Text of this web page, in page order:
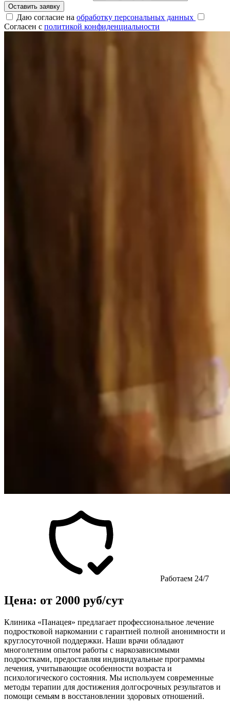
Оставить заявку
Даю согласие на обработку персональных данных
Согласен с политикой конфиденциальности
Работаем 24/7
Цена: от 2000 руб/сут
Клиника «Панацея» предлагает профессиональное лечение
подростковой наркомании с гарантией полной анонимности и
круглосуточной поддержки. Наши врачи обладают
многолетним опытом работы с наркозависимыми
подростками, предоставляя индивидуальные программы
лечения, учитывающие особенности возраста и
психологического состояния. Мы используем современные
методы терапии для достижения долгосрочных результатов и
помощи семьям в восстановлении здоровых отношений.